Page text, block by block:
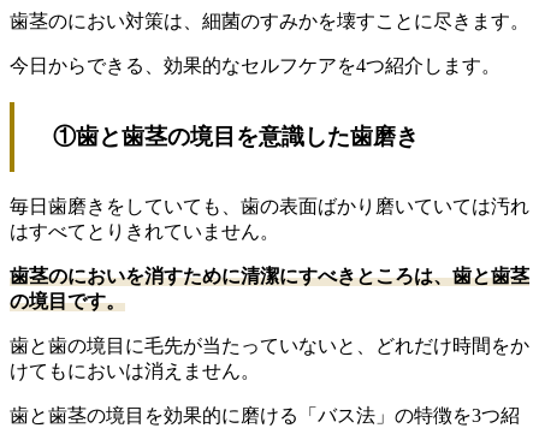
歯茎のにおい対策は、細菌のすみかを壊すことに尽きます。
今日からできる、効果的なセルフケアを4つ紹介します。
①歯と歯茎の境目を意識した歯磨き
毎日歯磨きをしていても、歯の表面ばかり磨いていては汚れ
はすべてとりきれていません。
歯茎のにおいを消すために清潔にすべきところは、歯と歯茎
の境目です。
歯と歯の境目に毛先が当たっていないと、どれだけ時間をか
けてもにおいは消えません。
歯と歯茎の境目を効果的に磨ける「バス法」の特徴を3つ紹